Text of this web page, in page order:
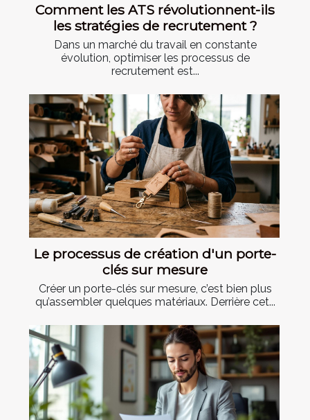
Comment les ATS révolutionnent-ils
les stratégies de recrutement ?
Dans un marché du travail en constante
évolution, optimiser les processus de
recrutement est...
Le processus de création d'un porte-
clés sur mesure
Créer un porte-clés sur mesure, c’est bien plus
qu’assembler quelques matériaux. Derrière cet...